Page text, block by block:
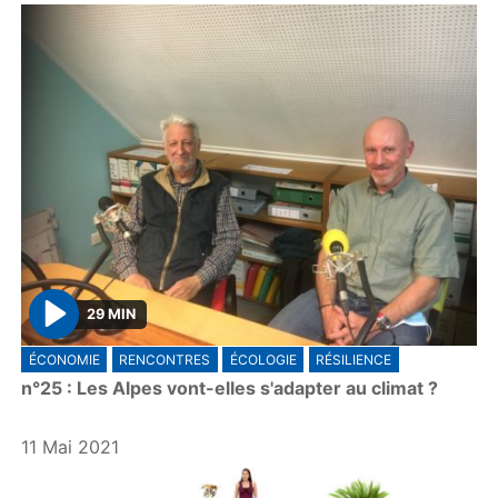
P
l
a
29 MIN
ÉCONOMIE RENCONTRES ÉCOLOGIE RÉSILIENCE
n°25 : Les Alpes vont-elles s'adapter au climat ?
11 Mai 2021